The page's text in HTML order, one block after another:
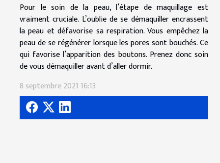
Pour le soin de la peau, l’étape de maquillage est
vraiment cruciale. L’oublie de se démaquiller encrassent
la peau et défavorise sa respiration. Vous empêchez la
peau de se régénérer lorsque les pores sont bouchés. Ce
qui favorise l’apparition des boutons. Prenez donc soin
de vous démaquiller avant d’aller dormir.
8 septembre 2021 16:13